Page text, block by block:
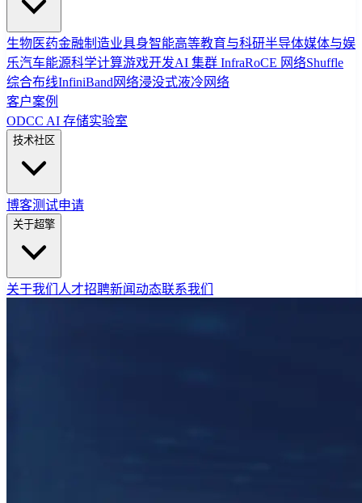
生物医药金融制造业具身智能高等教育与科研半导体媒体与娱
乐汽车能源科学计算游戏开发AI 集群 InfraRoCE 网络Shuffle
综合布线InfiniBand网络浸没式液冷网络
客户案例
ODCC AI 存储实验室
技术社区
博客测试申请
关于超擎
关于我们 人才招聘新闻动态联系我们